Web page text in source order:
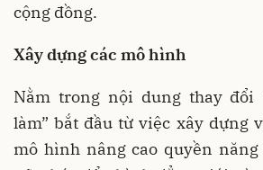
cộng đồng.
Xây dựng các mô hình
Nằm trong nội dung thay đổi
làm” bắt đầu từ việc xây dựng
mô hình nâng cao quyền